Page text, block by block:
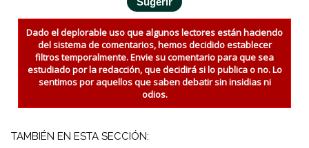
Dado el deplorable uso que algunos lectores están haciendo
del sistema de comentarios, hemos decidido establecer
filtros temporalmente. Envie su comentario para que sea
estudiado por la redacción, que decidirá si lo publica o no. Lo
sentimos por aquellos que saben debatir sin insidias ni
odios.
TAMBIÉN EN ESTA SECCIÓN: